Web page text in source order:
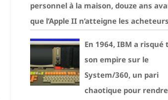
personnel à la maison, douze ans
que l’Apple II n’atteigne les
En 1964, IBM a risqué
son empire sur le
System/360, un pari
chaotique pour rendre